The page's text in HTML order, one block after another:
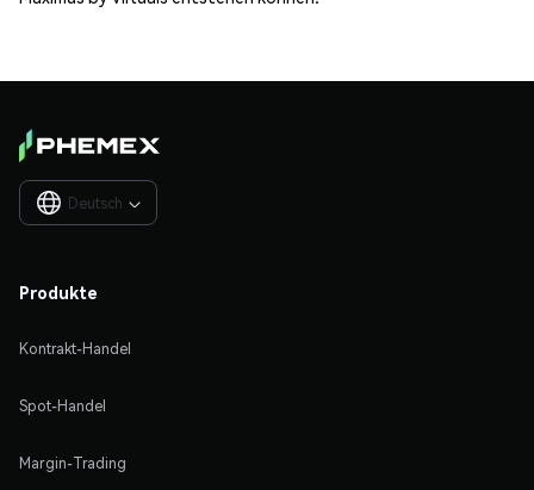
Deutsch 
Produkte
Kontrakt-Handel
Spot-Handel
Margin-Trading